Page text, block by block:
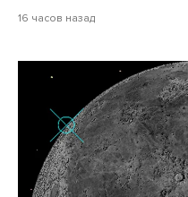
16 часов назад